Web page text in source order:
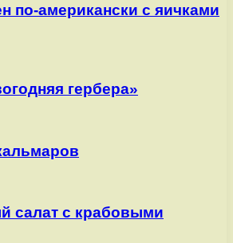
по-американски с яичками
гербера»
салат с крабовыми